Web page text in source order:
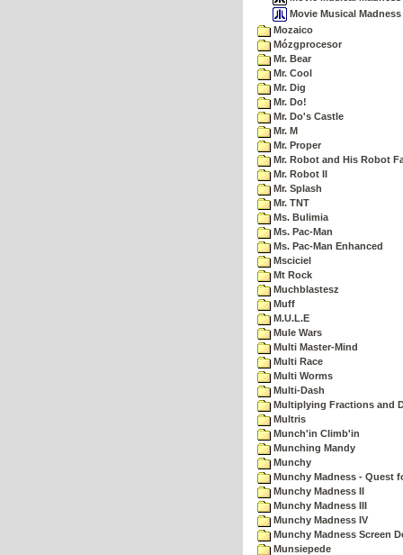
Movie Musical
Mozaico
Mózgprocesor
Mr. Bear
Mr. Cool
Mr. Dig
Mr. Do!
Mr. Do's Castle
Mr. M
Mr. Proper
Mr. Robot and His Robot
Mr. Robot II
Mr. Splash
Mr. TNT
Ms. Bulimia
Ms. Pac-Man
Ms. Pac-Man Enhanced
Msciciel
Mt Rock
Muchblastesz
Muff
M.U.L.E
Mule Wars
Multi Master-Mind
Multi Race
Multi Worms
Multi-Dash
Multiplying Fractions and
Multris
Munch'in Climb'in
Munching Mandy
Munchy
Munchy Madness - Quest
Munchy Madness II
Munchy Madness III
Munchy Madness IV
Munchy Madness Screen
Munsiepede